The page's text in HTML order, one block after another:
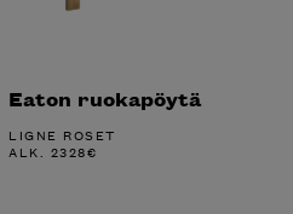
Eaton ruokapöytä
LIGNE ROSET
ALK. 2328€